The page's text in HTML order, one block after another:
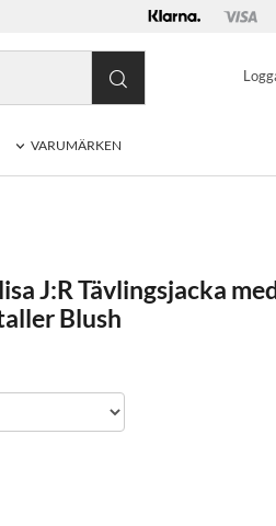
VARUMÄRKEN
J:R Tävlingsjacka
Blush